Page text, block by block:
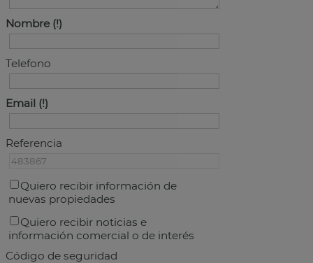
Nombre
Telefono
Email
Referencia
Quiero recibir información de
nuevas propiedades
Quiero recibir noticias e
información comercial o de interés
Código de seguridad